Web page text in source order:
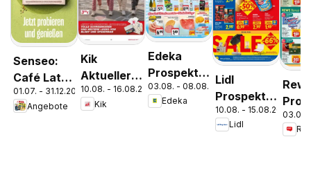
Senseo:
Café Latte
Dubai
Chocolate
01.07. - 31.12.2026
Angebote
Kik
Aktueller
Prospekt
10.08. - 16.08.2026
Kik
Edeka
Prospekt
Parchim
03.08. - 08.08.2026
Edeka
Lidl
Prospekt
Mahlow
10.08. - 15.08.2026
Lidl
03.08.